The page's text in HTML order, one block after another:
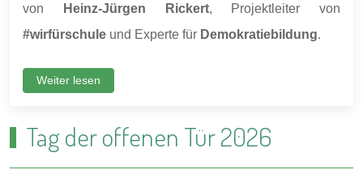
von
Heinz-Jürgen Rickert, Projektleiter von
#wirfürschule und Experte für Demokratiebildung.
Weiter lesen
Tag der offenen Tür 2026